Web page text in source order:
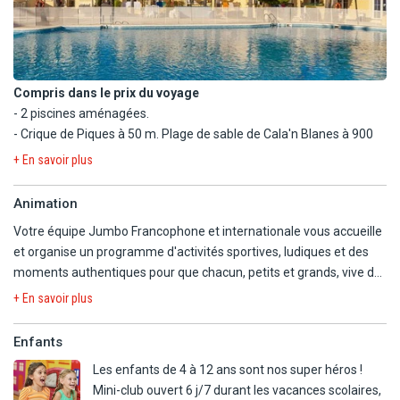
Compris dans le prix du voyage
- 2 piscines aménagées.
- Crique de Piques à 50 m. Plage de sable de Cala'n Blanes à 900
m (route à traverser) avec parasols et transats payants.
water-polo.
En option payante
- Avec supplément : billard, location de vélos.
+ En savoir plus
Animation
Votre équipe Jumbo Francophone et internationale vous accueille
et organise un programme d'activités sportives, ludiques et des
moments authentiques pour que chacun, petits et grands, vive de
belles vacances selon ses envies.
gymniques, soirées divertissantes...
séjour le petit plus que vous attendiez !
+ En savoir plus
Enfants
Les enfants de 4 à 12 ans sont nos super héros !
Mini-club ouvert 6 j/7 durant les vacances scolaires,